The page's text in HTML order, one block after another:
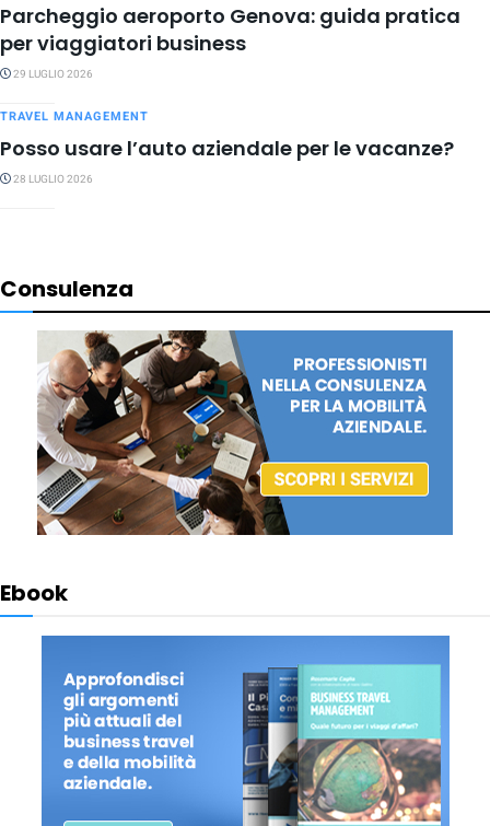
Parcheggio aeroporto Genova: guida pratica
per viaggiatori business
29 LUGLIO 2026
TRAVEL MANAGEMENT
Posso usare l’auto aziendale per le vacanze?
28 LUGLIO 2026
Consulenza
Ebook